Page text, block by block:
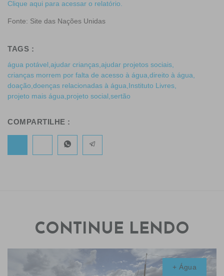
Clique aqui para acessar o relatório.
Fonte: Site das Nações Unidas
TAGS :
água potável,ajudar crianças,ajudar projetos sociais,
crianças morrem por falta de acesso à água,direito à água,
doação,doenças relacionadas à água,Instituto Livres,
projeto mais água,projeto social,sertão
COMPARTILHE :
CONTINUE LENDO
+ Água